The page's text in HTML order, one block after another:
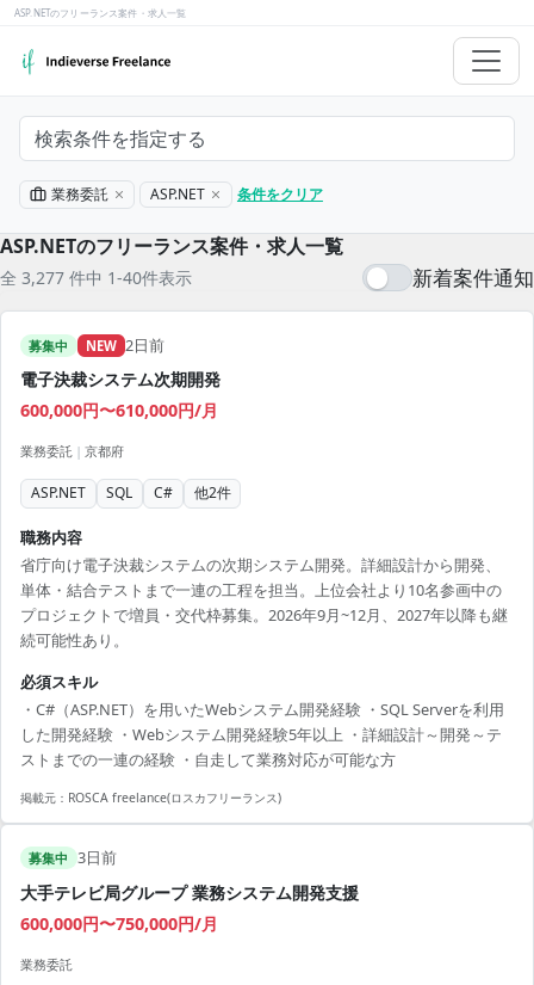
ASP.NETのフリーランス案件・求人一覧
検索条件を指定する
業務委託 ASP.NET 条件をクリア
ASP.NETのフリーランス案件・求人一覧
全 3,277 件中 1-40件表示 新着案件通知
募集中 NEW 2日前
電子決裁システム次期開発
600,000円〜610,000円/月
業務委託 | 京都府
ASP.NET SQL C# 他2件
職務内容
省庁向け電子決裁システムの次期システム開発。詳細設計から開発、
単体・結合テストまで一連の工程を担当。上位会社より10名参画中の
プロジェクトで増員・交代枠募集。2026年9月~12月、2027年以降も継
続可能性あり。
必須スキル
・C#（ASP.NET）を用いたWebシステム開発経験 ・SQL Serverを利用
した開発経験 ・Webシステム開発経験5年以上 ・詳細設計～開発～テ
ストまでの一連の経験 ・自走して業務対応が可能な方
掲載元： ROSCA freelance(ロスカフリーランス)
募集中 3日前
大手テレビ局グループ 業務システム開発支援
600,000円〜750,000円/月
業務委託